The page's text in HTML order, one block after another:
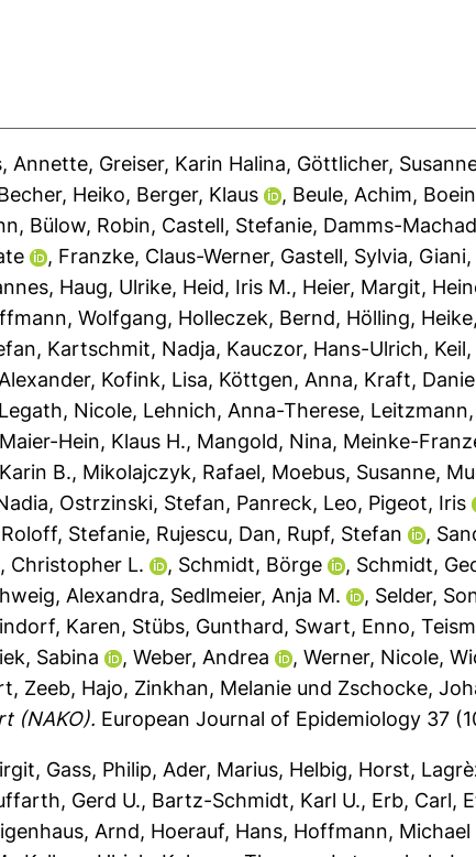
Annette, Greiser, Karin Halina, Göttlicher,
Heiko, Berger, Klaus , Beule, Achim,
, Bülow, Robin, Castell, Stefanie, Damms-
, Franzke, Claus-Werner, Gastell, Sylvia,
, Haug, Ulrike, Heid, Iris M., Heier, Margit,
Wolfgang, Holleczek, Bernd, Hölling, Heike,
, Kartschmit, Nadja, Kauczor, Hans-Ulrich,
, Kofink, Lisa, Köttgen, Anna, Kraft,
Legath, Nicole, Lehnich, Anna-Therese,
Maier-Hein, Klaus H., Mangold, Nina, Meinke-
B., Mikolajczyk, Rafael, Moebus, Susanne,
, Ostrzinski, Stefan, Panreck, Leo, Pigeot, Iris
Roloff, Stefanie, Rujescu, Dan, Rupf, Stefan ,
Christopher L. , Schmidt, Börge , Schmidt,
Alexandra, Sedlmeier, Anja M. , Selder,
Karen, Stübs, Gunthard, Swart, Enno,
Sabina ,Weber, Andrea ,Werner, Nicole,
, Zeeb, Hajo, Zinkhan, Melanie und Zschocke,
(NAKO). European Journal of Epidemiology 37
, Gass, Philip, Ader, Marius, Helbig, Horst,
Gerd U., Bartz-Schmidt, Karl U., Erb, Carl,
Arnd, Hoerauf, Hans, Hoffmann, Michael